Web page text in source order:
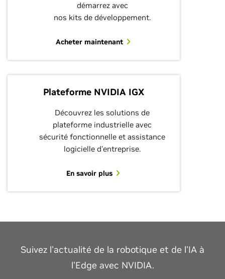
démarrez avec
nos kits de développement.
Acheter maintenant
Plateforme NVIDIA IGX
Découvrez les solutions de
plateforme industrielle avec
sécurité fonctionnelle et assistance
logicielle d'entreprise.
En savoir plus
Suivez l'actualité de la robotique et de l'IA à
l'Edge avec NVIDIA.